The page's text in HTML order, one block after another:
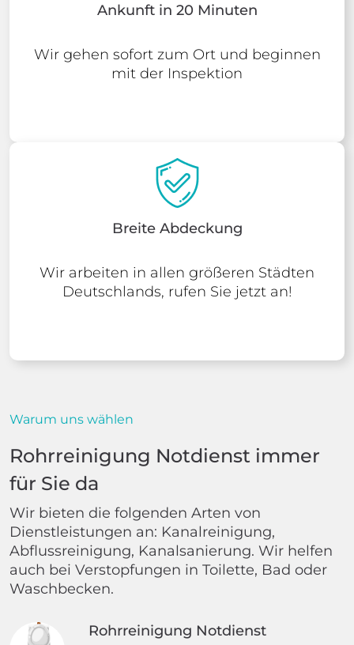
Ankunft in 20 Minuten
Wir gehen sofort zum Ort und beginnen
mit der Inspektion
Breite Abdeckung
Wir arbeiten in allen größeren Städten
Deutschlands, rufen Sie jetzt an!
Warum uns wählen
Rohrreinigung Notdienst immer
für Sie da
Wir bieten die folgenden Arten von
Dienstleistungen an: Kanalreinigung,
Abflussreinigung, Kanalsanierung. Wir helfen
auch bei Verstopfungen in Toilette, Bad oder
Waschbecken.
Rohrreinigung Notdienst